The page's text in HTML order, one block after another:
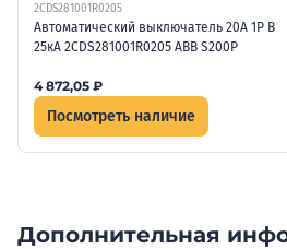
2CDS281001R0205
Автоматический выключатель 20А 1P B
25кА 2CDS281001R0205 ABB S200P
4 872,05 ₽
Посмотреть наличие
Дополнительная